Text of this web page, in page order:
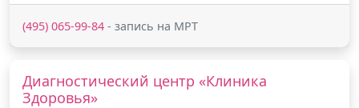
(495) 065-99-84 - запись на МРТ
Диагностический центр «Клиника
Здоровья»